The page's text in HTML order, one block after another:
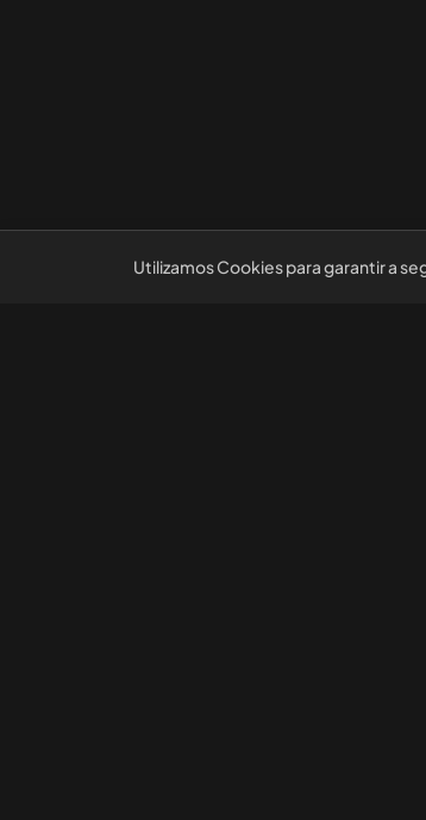
Utilizamos Cookies para garantir a